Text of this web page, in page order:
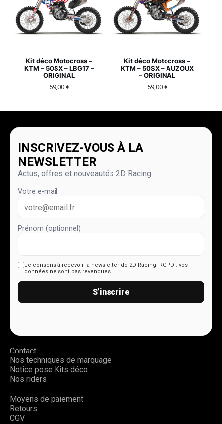
Kit déco Motocross –
KTM – 50SX – LBG17 –
ORIGINAL
59,00 €
Kit déco Motocross –
KTM – 50SX – AUZOUX
– ORIGINAL
59,00 €
INSCRIVEZ-VOUS À LA
NEWSLETTER
Actus, offres et nouveautés 2D Racing.
Votre e-mail
Prénom (optionnel)
Je consens à recevoir la newsletter de 2D Racing. RGPD : vos
données ne sont pas revendues.
S’inscrire
Contact
Nos techniques de marquage
Notice pose Kits déco
Nos riders
Moyens de paiement
Retours
CGV